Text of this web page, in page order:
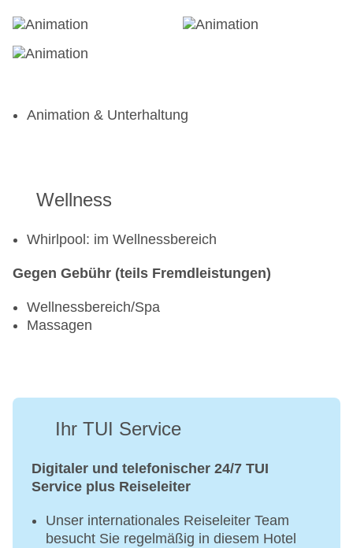
Animation & Unterhaltung
Wellness
Whirlpool: im Wellnessbereich
Gegen Gebühr (teils Fremdleistungen)
Wellnessbereich/Spa
Massagen
Ihr TUI Service
Digitaler und telefonischer 24/7 TUI
Service plus Reiseleiter
Unser internationales Reiseleiter Team
besucht Sie regelmäßig in diesem Hotel